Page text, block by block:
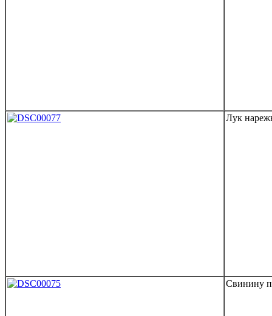
Лук
Свинину